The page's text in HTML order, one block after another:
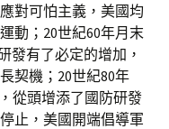
對可怕主義，美國均
動；20世紀60年月末
發有了必定的增加，
契機；20世紀80年
從頭增添了國防研發
止，美國開端倡導軍